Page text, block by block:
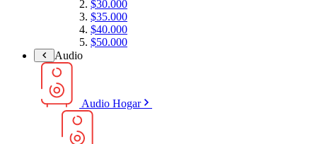
$30.000
$35.000
$40.000
$50.000
Audio
Audio Hogar